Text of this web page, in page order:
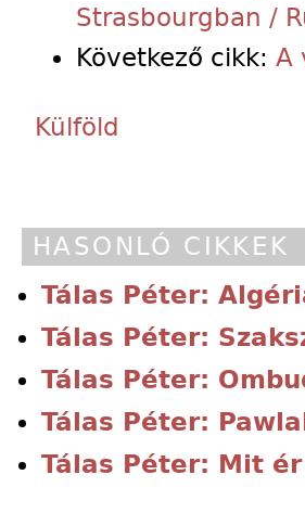
Strasbourgban /
Következő cikk: A
Külföld
HASONLÓ CIKKEK
Tálas Péter:
Tálas Péter:
Tálas Péter:
Tálas Péter:
Tálas Péter: Mit